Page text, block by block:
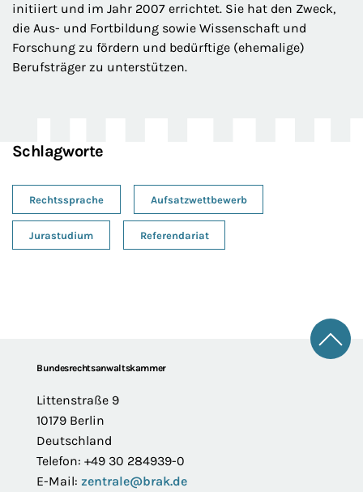
initiiert und im Jahr 2007 errichtet. Sie hat den Zweck,
die Aus- und Fortbildung sowie Wissenschaft und
Forschung zu fördern und bedürftige (ehemalige)
Berufsträger zu unterstützen.
Schlagworte
Rechtssprache Aufsatzwettbewerb
Jurastudium Referendariat
FooterBundesrechtsanwaltskammer
Littenstraße 9
10179 Berlin
Deutschland
Telefon: +49 30 284939-0
E-Mail: zentrale@brak.de